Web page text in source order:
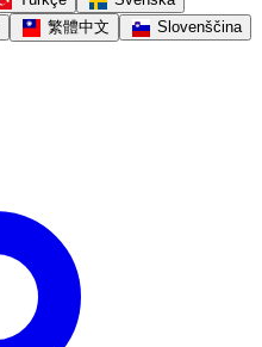
繁體中文
Slovenščina